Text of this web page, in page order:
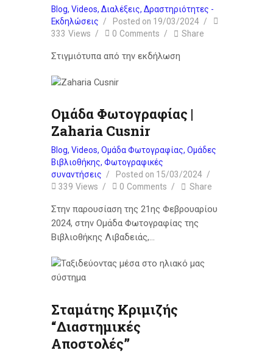
Blog, Videos, Διαλέξεις, Δραστηριότητες -
Εκδηλώσεις
Posted on 19/03/2024
333 Views 0 Comments Share
Στιγμιότυπα από την εκδήλωση
Ομάδα Φωτογραφίας |
Zaharia Cusnir
Blog, Videos, Ομάδα Φωτογραφίας, Ομάδες
Βιβλιοθήκης, Φωτογραφικές
συναντήσεις
Posted on 15/03/2024
339 Views 0 Comments Share
Στην παρουσίαση της 21ης Φεβρουαρίου
2024, στην Ομάδα Φωτογραφίας της
Βιβλιοθήκης Λιβαδειάς,…
Σταμάτης Κριμιζής
“Διαστημικές
Αποστολές”